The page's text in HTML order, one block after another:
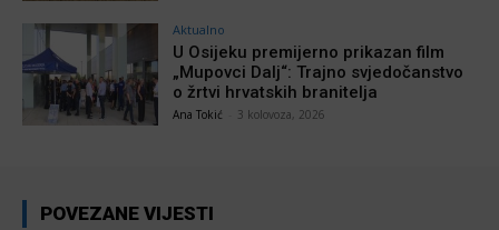
Aktualno
U Osijeku premijerno prikazan film
„Mupovci Dalj“: Trajno svjedočanstvo
o žrtvi hrvatskih branitelja
Ana Tokić 3 kolovoza, 2026
POVEZANE VIJESTI